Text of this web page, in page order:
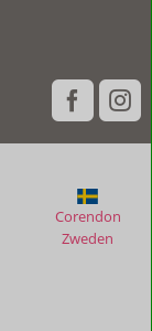
Corendon
Zweden